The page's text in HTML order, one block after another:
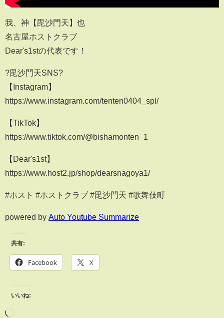
我、神【毘沙門天】也
名古屋ホストクラブ
Dear's1stの代表です！
?毘沙門天SNS?
【Instagram】
https://www.instagram.com/tenten0404_spl/
【TikTok】
https://www.tiktok.com/@bishamonten_1
【Dear's1st】
https://www.host2.jp/shop/dearsnagoya1/
#ホスト #ホストクラブ #毘沙門天 #歌舞伎町
powered by Auto Youtube Summarize
共有:
Facebook X
いいね: